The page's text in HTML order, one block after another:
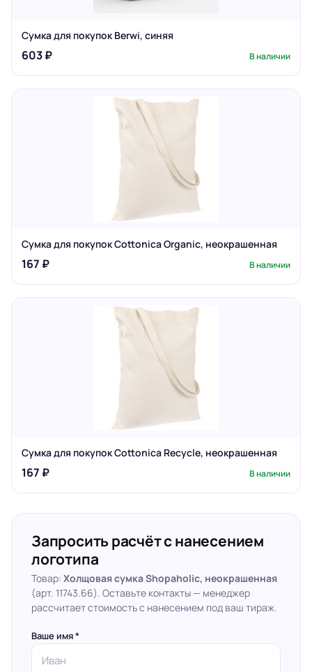
Сумка для покупок Berwi, синяя
603 ₽ В наличии
Сумка для покупок Cottonica Organic, неокрашенная
167 ₽ В наличии
Сумка для покупок Cottonica Recycle, неокрашенная
167 ₽ В наличии
Запросить расчёт с нанесением
логотипа
Товар: Холщовая сумка Shopaholic, неокрашенная
(арт. 11743.66). Оставьте контакты — менеджер
рассчитает стоимость с нанесением под ваш тираж.
Ваше имя *